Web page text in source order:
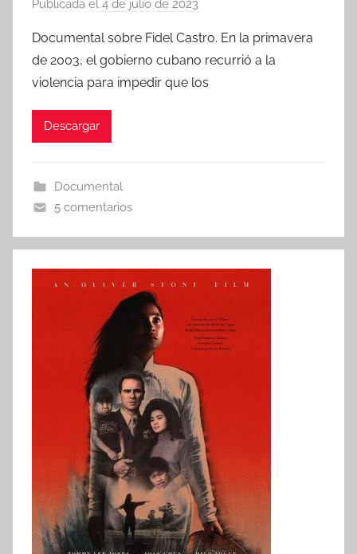
Publicada el 4 de julio de 2023
r
Documental sobre Fidel Castro. En la primavera
de 2003, el gobierno cubano recurrió a la
violencia para impedir que los
Descargar
Documental
5 comentarios